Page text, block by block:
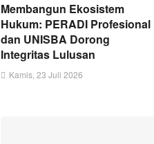
Membangun Ekosistem
Hukum: PERADI Profesional
dan UNISBA Dorong
Integritas Lulusan
Kamis, 23 Juli 2026